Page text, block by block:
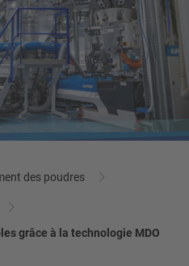
des poudres
grâce à la technologie MDO